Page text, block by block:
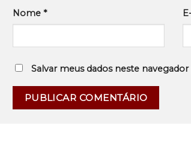
Nome *
Salvar meus dados neste